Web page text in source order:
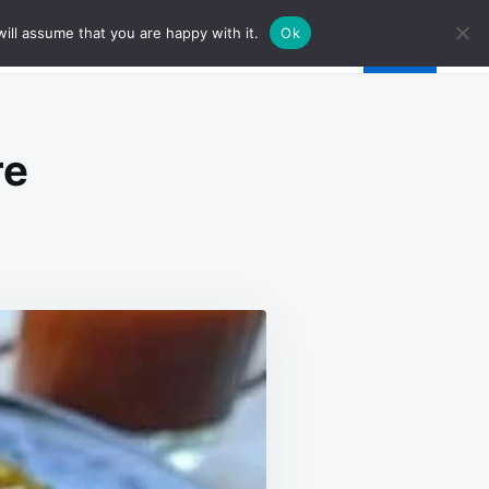
assume that you are happy with it. Ok